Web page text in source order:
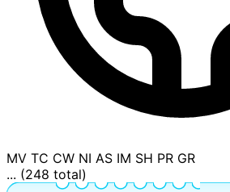
MV TC CW NI AS IM SH PR GR
... (248 total)